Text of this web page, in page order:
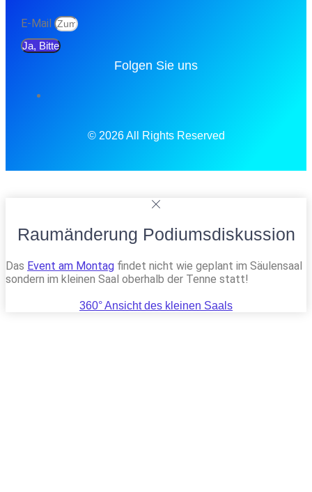
E-Mail
Ja, Bitte
Folgen Sie uns
© 2026 All Rights Reserved
Raumänderung Podiumsdiskussion
Das Event am Montag findet nicht wie geplant im Säulensaal
sondern im kleinen Saal oberhalb der Tenne statt!
360° Ansicht des kleinen Saals